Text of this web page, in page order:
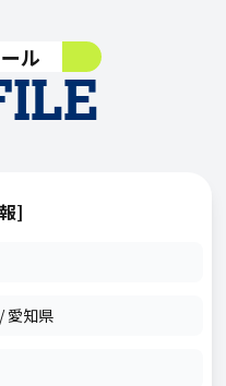
ル
]
愛知県